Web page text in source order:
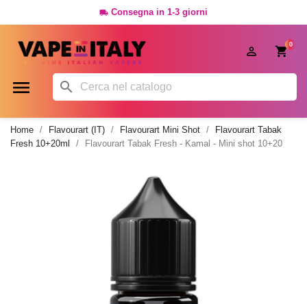
 Consegna in 1-3 giorni
0

 
Home Flavourart (IT) Flavourart Mini Shot
Flavourart Tabak
Fresh 10+20ml
Flavourart Tabak Fresh - Kamal - Mini shot 10+20